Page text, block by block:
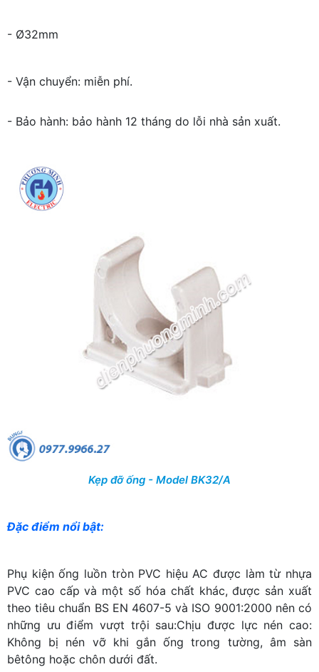
- Ø32mm
- Vận chuyển: miễn phí.
- Bảo hành: bảo hành 12 tháng do lỗi nhà sản xuất.
Kẹp đỡ ống - Model BK32/A
Đặc điểm nổi bật:
Phụ kiện ống luồn tròn PVC hiệu AC được làm từ nhựa
PVC cao cấp và một số hóa chất khác, được sản xuất
theo tiêu chuẩn BS EN 4607-5 và ISO 9001:2000 nên có
những ưu điểm vượt trội sau:Chịu được lực nén cao:
Không bị nén vỡ khi gắn ống trong tường, âm sàn
bêtông hoặc chôn dưới đất.